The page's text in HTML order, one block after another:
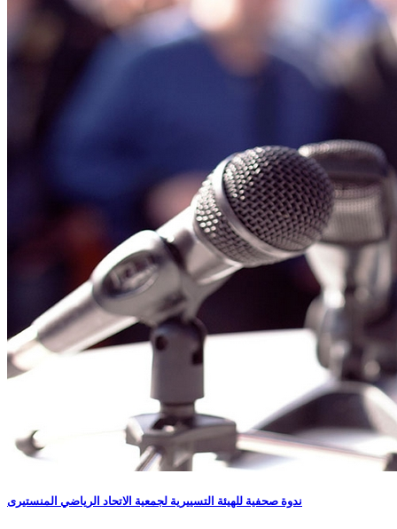
ندوة صحفية للهيئة التسييرية لجمعية الاتحاد الرياضي المنستيرى